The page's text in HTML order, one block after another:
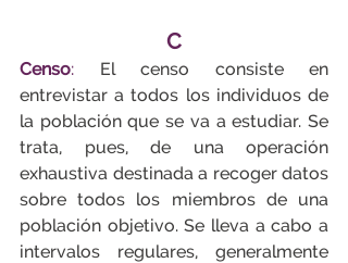
C
Censo: El censo consiste en
entrevistar a todos los individuos de
la población que se va a estudiar. Se
trata, pues, de una operación
exhaustiva destinada a recoger datos
sobre todos los miembros de una
población objetivo. Se lleva a cabo a
intervalos regulares, generalmente